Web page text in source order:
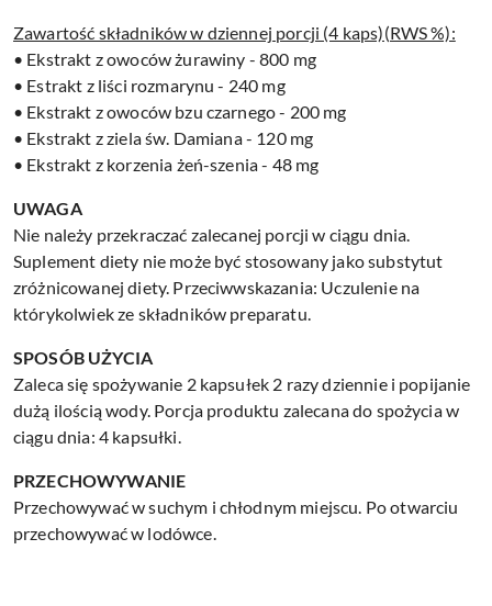
Zawartość składników w dziennej porcji (4 kaps)(RWS %):
• Ekstrakt z owoców żurawiny - 800 mg
• Estrakt z liści rozmarynu - 240 mg
• Ekstrakt z owoców bzu czarnego - 200 mg
• Ekstrakt z ziela św. Damiana - 120 mg
• Ekstrakt z korzenia żeń-szenia - 48 mg
UWAGA
Nie należy przekraczać zalecanej porcji w ciągu dnia.
Suplement diety nie może być stosowany jako substytut
zróżnicowanej diety. Przeciwwskazania: Uczulenie na
którykolwiek ze składników preparatu.
SPOSÓB UŻYCIA
Zaleca się spożywanie 2 kapsułek 2 razy dziennie i popijanie
dużą ilością wody. Porcja produktu zalecana do spożycia w
ciągu dnia: 4 kapsułki.
PRZECHOWYWANIE
Przechowywać w suchym i chłodnym miejscu. Po otwarciu
przechowywać w lodówce.